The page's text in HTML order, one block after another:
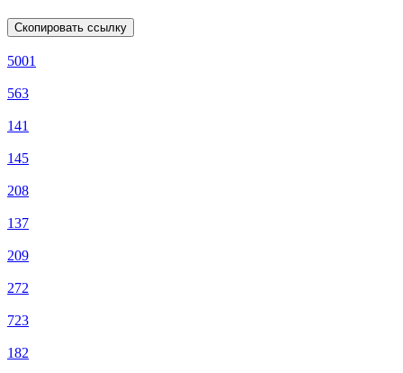
Скопировать ссылку
5001
563
141
145
208
137
209
272
723
182